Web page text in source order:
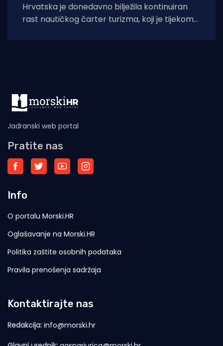
Hrvatska je donedavno bilježila kontinuiran
rast nautičkog čarter turizma, koji je tijekom
Jadranski web portal
Pratite nas
Info
O portalu Morski.HR
Oglašavanje na Morski.HR
Politika zaštite osobnih podataka
Pravila prenošenja sadržaja
Kontaktirajte nas
Redakcija: info@morski.hr